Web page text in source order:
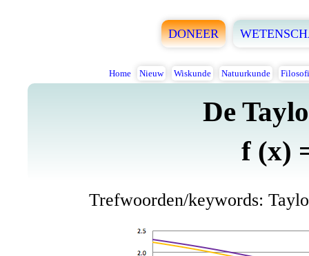
DONEER
Home Nieuw Wiskunde Natuurkunde
De
f (x)
Trefwoorden/keywords: